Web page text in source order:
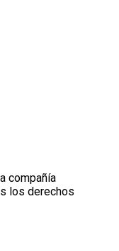
compañía
los derechos